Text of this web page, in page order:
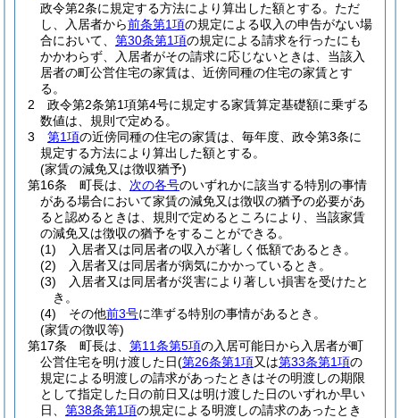
政令第2条に規定する方法により算出した額とする。 ただ
し、入居者から前条第1項の規定による収入の申告がない場
合において、 第30条第1項の規定による請求を行ったにも
かかわらず、入居者がその請求に応じないときは、当該入
居者の町公営住宅の家賃は、近傍同種の住宅の家賃とす
る。
2
政令第2条第1項第4号に規定する家賃算定基礎額に乗ずる
数値は、規則で定める。
3
第1項の近傍同種の住宅の家賃は、毎年度、政令第3条に
規定する方法により算出した額とする。
(家賃の減免又は徴収猶予)
第16条
町長は、 次の各号のいずれかに該当する特別の事情
がある場合において家賃の減免又は徴収の猶予の必要があ
ると認めるときは、規則で定めるところにより、当該家賃
の減免又は徴収の猶予をすることができる。
(1)
入居者又は同居者の収入が著しく低額であるとき。
(2)
入居者又は同居者が病気にかかっているとき。
(3)
入居者又は同居者が災害により著しい損害を受けたと
き。
(4)
その他前3号に準ずる特別の事情があるとき。
(家賃の徴収等)
第17条
町長は、 第11条第5項の入居可能日から入居者が町
公営住宅を明け渡した日(第26条第1項又は第33条第1項の
規定による明渡しの請求があったときはその明渡しの期限
として指定した日の前日又は明け渡した日のいずれか早い
日、 第38条第1項の規定による明渡しの請求のあったとき